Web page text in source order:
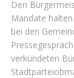
Den
Mandate
bei den
verkündeten